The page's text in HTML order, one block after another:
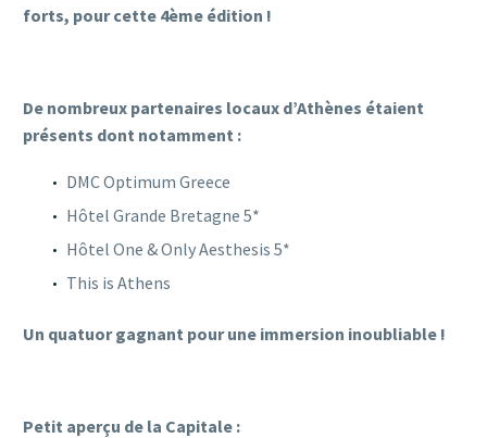
forts, pour cette 4ème édition !
De nombreux partenaires locaux d’Athènes étaient
présents dont notamment :
DMC Optimum Greece
Hôtel Grande Bretagne 5*
Hôtel One & Only Aesthesis 5*
This is Athens
Un quatuor gagnant pour une immersion inoubliable !
Petit aperçu de la Capitale :